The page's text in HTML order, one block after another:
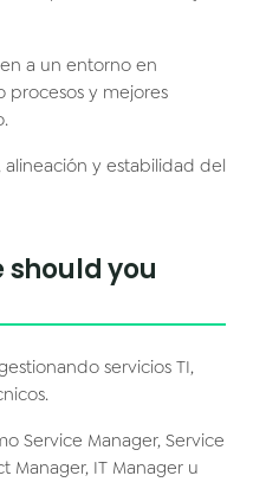
a un entorno en
procesos y mejores
y estabilidad del
you
servicios TI,
Service Manager, Service
Manager, IT Manager u